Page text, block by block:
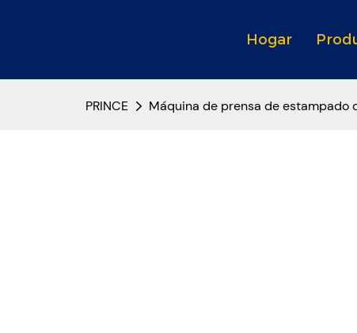
Hogar
PRINCE Máquina de prensa de estampado